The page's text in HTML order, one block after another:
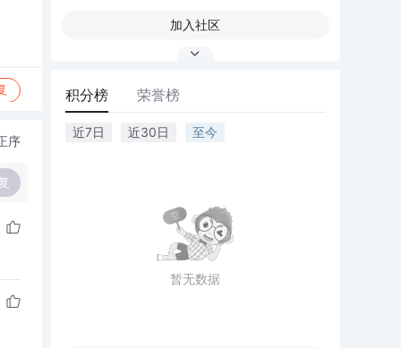
序
加入社区
积分榜 荣誉榜
近7日 近30日 至今
暂无数据